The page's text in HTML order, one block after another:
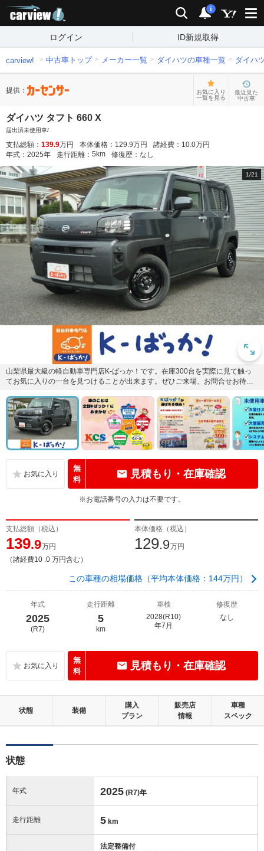
検索 通知
i
ログイン ID新規取得
carview! 中古車トップ メーカー一覧 ダイハツの車種一覧 ダイハ
提供：
お気に入り
一覧を見る
最近見た
中古車
ダイハツ タフト 660 X
届出済未使用車/
支払総額： 139.9万円 本体価格： 129.9万円 諸経費： 10.0万円
年式： 2025年 走行距離： 5 km 修復歴： なし
1/21
山梨県最大級の軽自動車専門店K-ばっか！です。在庫300台を実際に見て触っ
てお気に入りの一台を見つけることが出来ます。ぜひご来場、お問合せお待ち
無
料
見積もり・在庫確認
※お電話番号の入力は不要です。
支払総額（税込）
139.9万円
（諸経費10 .0 万円含む）
本体価格（税込）
129.9万円
この車種の相場価格（平均本体価格：144万円）
年式
2025
(R7)
走行距離
5
km
車検
2028(R10)
年7月
修復歴
なし
無
料
見積もり・在庫確認
状態 装備
購入
プラン
販売店
情報
車種
スペック
状態
年式 2025 (R7)年
走行距離 5 km
法定整備付